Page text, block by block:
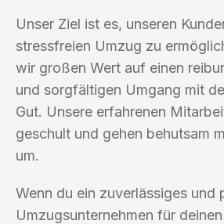
Unser Ziel ist es, unseren
stressfreien Umzug zu
wir großen Wert auf einen
und sorgfältigen Umgang mit
Gut. Unsere erfahrenen
geschult und gehen behutsam
um.
Wenn du ein zuverlässiges und
Umzugsunternehmen für